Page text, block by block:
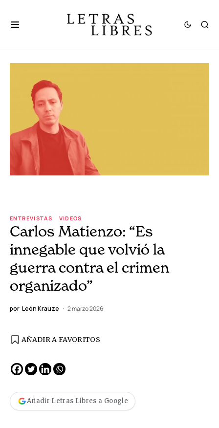
ENTREVISTAS VIDEOS
Carlos Matienzo: “Es
innegable que volvió la
guerra contra el crimen
organizado”
por León Krauze 2 marzo 2026
AÑADIR A FAVORITOS
Añadir Letras Libres a Google